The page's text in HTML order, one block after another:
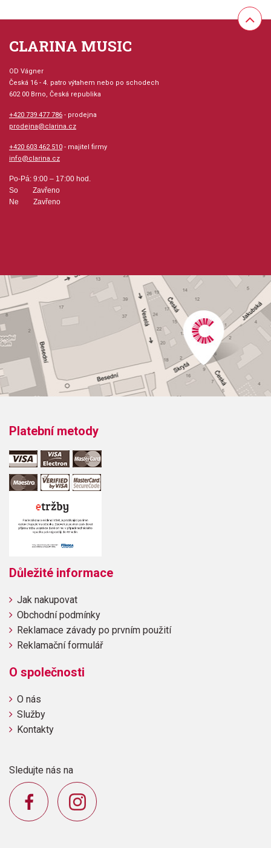
CLARINA MUSIC
OD Vágner
Česká 16 - 4. patro výtahem nebo po schodech
602 00 Brno, Česká republika
+420 739 477 786 - prodejna
prodejna@clarina.cz
+420 603 462 510 - majitel firmy
info@clarina.cz
Po-Pá: 9:00 – 17:00 hod.
So Zavřeno
Ne Zavřeno
Platební metody
Důležité informace
Jak nakupovat
Obchodní podmínky
Reklamace závady po prvním použití
Reklamační formulář
O společnosti
O nás
Služby
Kontakty
Sledujte nás na